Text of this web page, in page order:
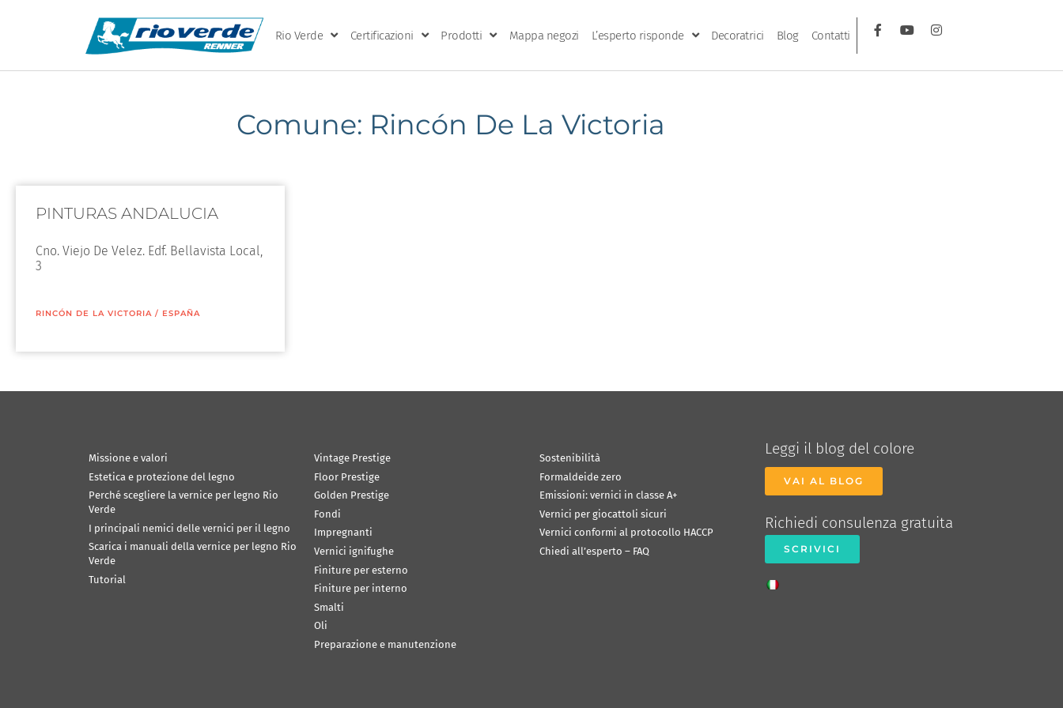
Rio Verde Certificazioni Prodotti Mappa negozi L’esperto risponde Decoratrici Blog Contatti
Comune: Rincón De La Victoria
PINTURAS ANDALUCIA
Cno. Viejo De Velez. Edf. Bellavista Local,
3
RINCÓN DE LA VICTORIA / ESPAÑA
Missione e valori
Estetica e protezione del legno
Perché scegliere la vernice per legno Rio
Verde
I principali nemici delle vernici per il legno
Scarica i manuali della vernice per legno Rio
Verde
Tutorial
Vintage Prestige
Floor Prestige
Golden Prestige
Fondi
Impregnanti
Vernici ignifughe
Finiture per esterno
Finiture per interno
Smalti
Oli
Preparazione e manutenzione
Sostenibilità
Formaldeide zero
Emissioni: vernici in classe A+
Vernici per giocattoli sicuri
Vernici conformi al protocollo HACCP
Chiedi all’esperto – FAQ
Leggi il blog del colore
VAI AL BLOG
Richiedi consulenza gratuita
SCRIVICI